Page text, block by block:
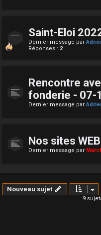
Saint-Eloi
Dernier message par
Réponses : 2
Rencontre
fonderie - 07-
Dernier message par
Nos sites WEB
Dernier message par
Nouveau sujet
9